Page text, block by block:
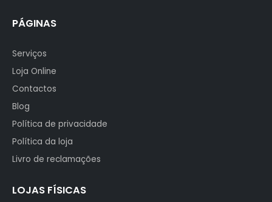
PÁGINAS
Serviços
Loja Online
Contactos
Blog
Política de privacidade
Política da loja
Livro de reclamações
LOJAS FÍSICAS